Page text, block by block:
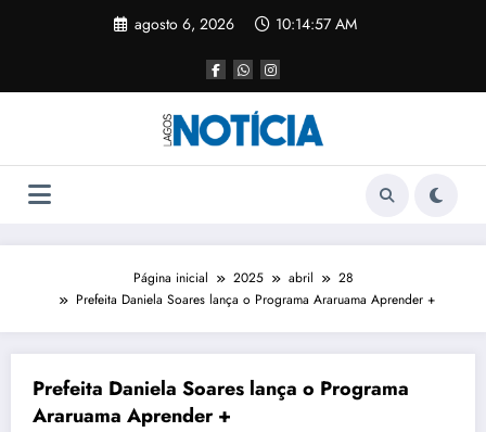
agosto 6, 2026 10:14:57 AM
Página inicial 2025 abril
28
Prefeita Daniela Soares lança o Programa Araruama Aprender +
Prefeita Daniela Soares lança o Programa
Araruama Aprender +